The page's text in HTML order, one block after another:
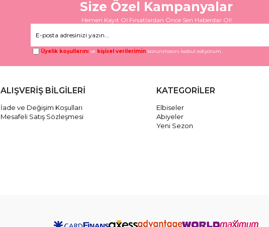
Size Özel Kampanyalar
Hemen Kayıt Ol Fırsatlardan Önce Sen Haberdar Ol!
Üyelik koşullarını ve kişisel verilerimin korunmasını kabul ediyorum.
ALIŞVERİŞ BİLGİLERİ
İade ve Değişim Koşulları
Mesafeli Satış Sözleşmesi
KATEGORİLER
Elbiseler
Abiyeler
Yeni Sezon